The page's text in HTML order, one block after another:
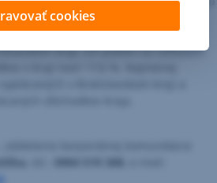
dôchodku je podľa údajov
481,79 eur. Najviac invalidných
kraji, ich podiel na celkovom
v kraji tvorí 17,6 %. Najmenej
v Bratislavskom kraji a
dôchodkov kraja.
korporátnej komunikácie
cookies